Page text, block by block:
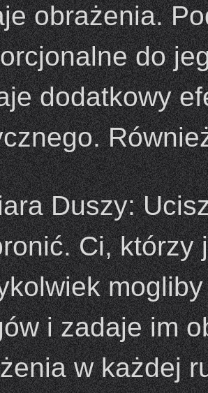
obrażenia.
do
dodatkowy
Duszy:
Ci, którzy
i zadaje im
w każdej